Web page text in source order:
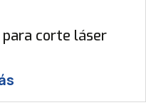
para corte láser